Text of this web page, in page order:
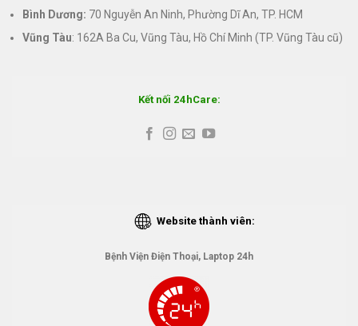
Bình Dương: 70 Nguyễn An Ninh, Phường Dĩ An, TP. HCM
Vũng Tàu: 162A Ba Cu, Vũng Tàu, Hồ Chí Minh (TP. Vũng Tàu cũ)
Kết nối 24hCare:
Website thành viên:
Bệnh Viện Điện Thoại, Laptop 24h